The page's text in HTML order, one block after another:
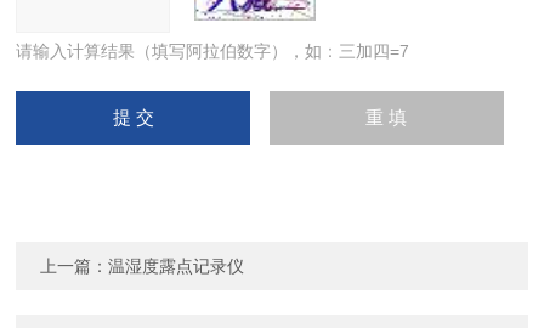
请输入计算结果（填写阿拉伯数字），如：三加四=7
上一篇：温湿度露点记录仪